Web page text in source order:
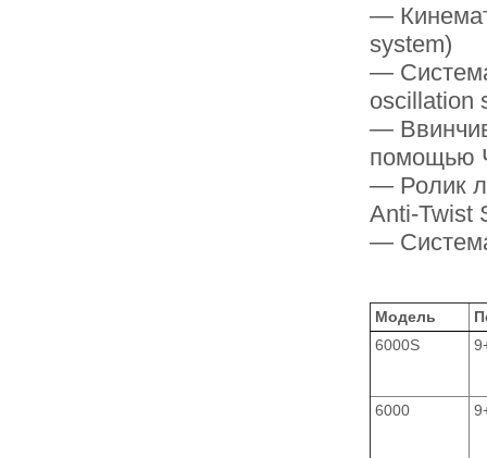
—
system)
—
oscillation
—
помощью
— Ролик
Anti-Twist
—
Модель
6000S
6000